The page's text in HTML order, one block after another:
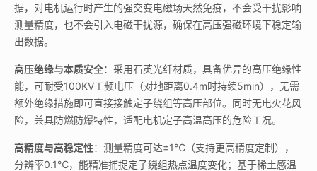
据，对电机运行时产生的强交变电磁场天然免疫，不会受干扰影响
测量精度，也不会引入电磁干扰源，确保在高压强磁环境下稳定输
出数据。
高压绝缘与本质安全：采用石英光纤材质，具备优异的高压绝缘性
能，可耐受100KV工频电压（对地距离0.4m时持续5min），无需
额外绝缘措施即可直接接触定子绕组等高压部位。同时无电火花风
险，兼具防燃防爆特性，适配电机定子高温高压的危险工况。
高精度与高稳定性：测量精度可达±1℃（支持更高精度定制），
分辨率0.1℃，能精准捕捉定子绕组热点温度变化；基于稀土感温